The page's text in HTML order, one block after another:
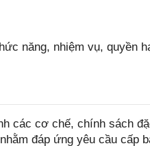
năng, nhiệm vụ, quyền
các cơ chế, chính sách
đáp ứng yêu cầu cấp